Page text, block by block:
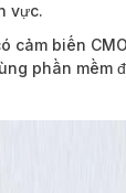
vực.
cảm biến
phần mềm